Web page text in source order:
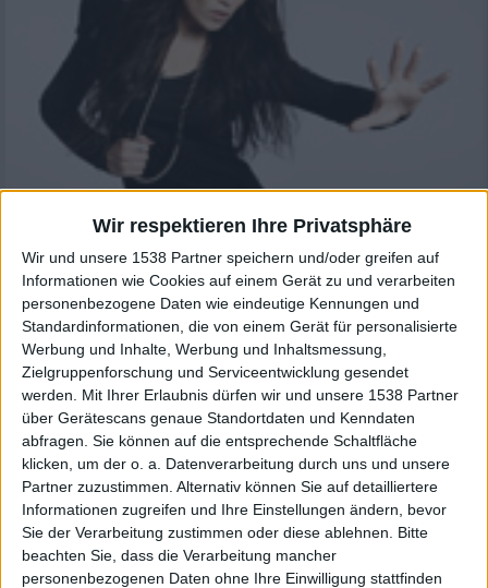
Wir respektieren Ihre Privatsphäre
Wir und unsere 1538 Partner speichern und/oder greifen auf
Informationen wie Cookies auf einem Gerät zu und verarbeiten
personenbezogene Daten wie eindeutige Kennungen und
Standardinformationen, die von einem Gerät für personalisierte
Werbung und Inhalte, Werbung und Inhaltsmessung,
Zielgruppenforschung und Serviceentwicklung gesendet
werden.
Mit Ihrer Erlaubnis dürfen wir und unsere 1538 Partner
über Gerätescans genaue Standortdaten und Kenndaten
abfragen. Sie können auf die entsprechende Schaltfläche
klicken, um der o. a. Datenverarbeitung durch uns und unsere
Partner zuzustimmen. Alternativ können Sie auf detailliertere
Informationen zugreifen und Ihre Einstellungen ändern, bevor
Sie der Verarbeitung zustimmen oder diese ablehnen.
Bitte
beachten Sie, dass die Verarbeitung mancher
personenbezogenen Daten ohne Ihre Einwilligung stattfinden
Auf Tournee im Mai 2011
Die finnische Sopran-Sängerin TARJA TURUNEN wird
Anfang Mai 2011 eine Gastspielreise zu ihrem aktuellen
Bombast-Rock-Album ...
31.03.11